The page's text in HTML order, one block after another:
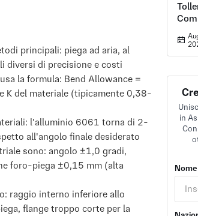
principali: piega ad aria, al
diversi di precisione e costi
la formula: Bend Allowance =
K del materiale (tipicamente 0,38-
l'alluminio 6061 torna di 2-
all'angolo finale desiderato
sono: angolo ±1,0 gradi,
foro-piega ±0,15 mm (alta
raggio interno inferiore allo
flange troppo corte per la
in